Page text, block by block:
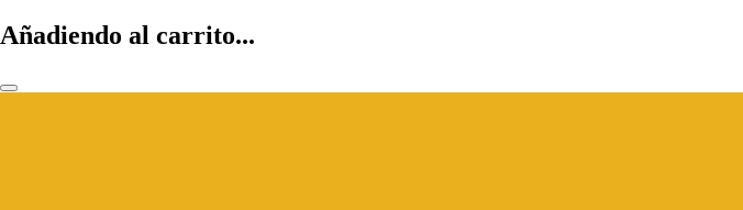
Añadiendo al carrito...